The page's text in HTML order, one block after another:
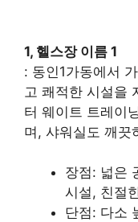
1, 헬스장 이름 1
: 동인1가동에서
고 쾌적한 시설을
터 웨이트 트레이
며, 샤워실도 깨끗
장점: 넓은
시설, 친절
단점: 다소